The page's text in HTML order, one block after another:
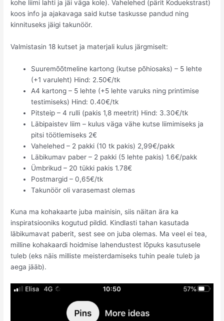
kohe liimi lahti ja jäi väga kole). Vahelehed (pärit Koduekstrast)
koos info ja ajakavaga said kutse taskusse pandud ning
kinnituseks jäigi takunöör.
Valmistasin 18 kutset ja materjali kulus järgmiselt:
Suuremõõtmeline kartong (kutse põhiosaks) – 5 lehte
(+1 varuleht) Hind: 2.50€/tk
A4 kartong – 5 lehte (+5 lehte varuks ning printimise
testimiseks) Hind: 0.40€/tk
Pitsteip – 4 rulli (pakis 1,8 meetrit) Hind: 3.30€/tk
Läbipaistev liim – kulus väga vähe kutse liimimiseks ja
pitsi töötlemiseks 2€
Vahelehed – 2 pakki (10 tk pakis) 2,99€/pakk
Läbikumav paber – 2 pakki (5 lehte pakis) 1.6€/pakk
Ümbrikud – 20 tükki pakis 1.78€
Postmargid – 0,65€/tk
Takunöör oli varasemast olemas
Kuna ma kohakaarte juba mainisin, siis näitan ära ka
inspiratsiooniks kogutud pildid. Kindlasti tahan kasutada
läbikumavat paberit, sest see on juba olemas. Ma veel ei tea,
milline kohakaardi hoidmise lahendustest lõpuks kasutusele
tuleb (eks näis milliste meisterdamiseks tuhin peale tuleb ja
aega jääb).